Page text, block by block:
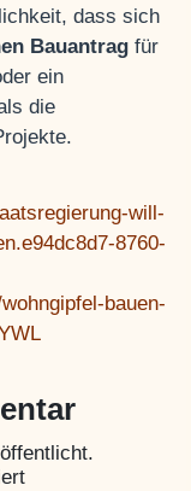
dass sich
Bauantrag für
ein
die
will-
8760-
bauen-